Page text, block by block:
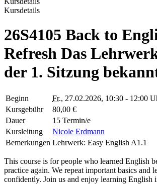
Kursdetails
26S4105 Back to
Refresh Das
der 1. Sitzung
Beginn Fr., 27.02.2026, 10:30 - 12:00
Kursgebühr
80,00 €
Dauer
15 Termin/e
Kursleitung
Nicole Erdmann
Bemerkungen Lehrwerk: Easy English A1.1
This course is for people who learned English
practice again. We repeat important basics and
confidently. Join us and enjoy learning English